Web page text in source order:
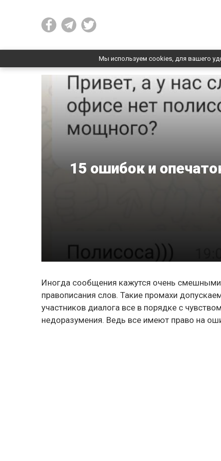
Мы используем cookies, для вашего
15 ошибок и
Иногда сообщения кажутся очень
правописания слов. Такие промахи
участников диалога все в порядке с
недоразумения. Ведь все имеют право на